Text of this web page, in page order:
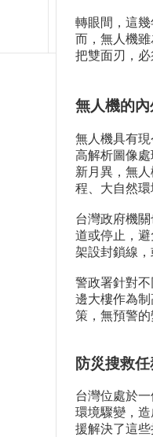
轉眼間，這
而，無人機
把雙面刃，
無人機的
無人機具有
高解析圖像
新月異，無
程、大自然
台灣政府機
道或停止，
架設封鎖線
警政署針對
邊大樓作為
策，無預警
防災搜救
台灣位處於
環境驟變，
援解決了這些